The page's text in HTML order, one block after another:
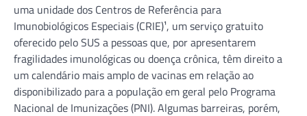
uma unidade dos Centros de Referência para
Imunobiológicos Especiais (CRIE)¹, um serviço gratuito
oferecido pelo SUS a pessoas que, por apresentarem
fragilidades imunológicas ou doença crônica, têm direito a
um calendário mais amplo de vacinas em relação ao
disponibilizado para a população em geral pelo Programa
Nacional de Imunizações (PNI). Algumas barreiras, porém,